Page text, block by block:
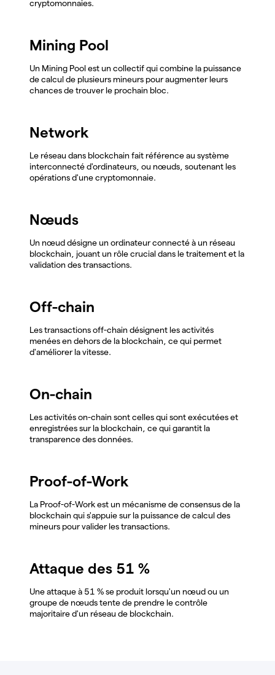
cryptomonnaies.
Mining Pool
Un Mining Pool est un collectif qui combine la puissance
de calcul de plusieurs mineurs pour augmenter leurs
chances de trouver le prochain bloc.
Network
Le réseau dans blockchain fait référence au système
interconnecté d'ordinateurs, ou nœuds, soutenant les
opérations d'une cryptomonnaie.
Nœuds
Un nœud désigne un ordinateur connecté à un réseau
blockchain, jouant un rôle crucial dans le traitement et la
validation des transactions.
Off-chain
Les transactions off-chain désignent les activités
menées en dehors de la blockchain, ce qui permet
d'améliorer la vitesse.
On-chain
Les activités on-chain sont celles qui sont exécutées et
enregistrées sur la blockchain, ce qui garantit la
transparence des données.
Proof-of-Work
La Proof-of-Work est un mécanisme de consensus de la
blockchain qui s'appuie sur la puissance de calcul des
mineurs pour valider les transactions.
Attaque des 51 %
Une attaque à 51 % se produit lorsqu'un nœud ou un
groupe de nœuds tente de prendre le contrôle
majoritaire d'un réseau de blockchain.